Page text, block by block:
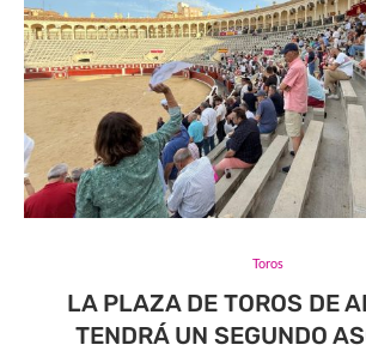
Toros
LA PLAZA DE TOROS DE
TENDRÁ UN SEGUNDO